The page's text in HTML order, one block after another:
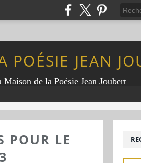
POÉSIE JEAN
de la Poésie Jean Joubert
POUR LE